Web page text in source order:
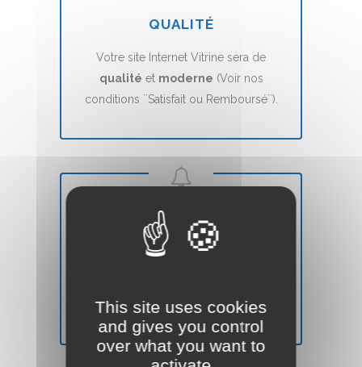
QUALITÉ
Votre site Internet Vitrine sera de
qualité et moderne (Voir nos
conditions ``Satisfait ou Remboursé``).
DÉLAIS
This site uses cookies
and gives you control
over what you want to